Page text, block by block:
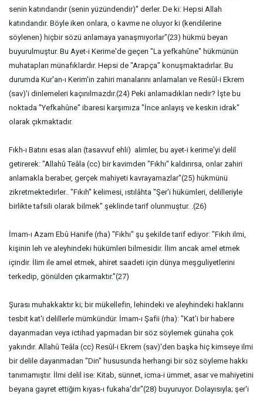
senin katındandır (senin yüzündendir)" derler. De ki: Hepsi Allah
katındandır. Böyle iken onlara, o kavme ne oluyor ki (kendilerine
söylenen) hiçbir sözü anlamaya yanaşmıyorlar"(23) hükmü beyan
buyurulmuştur. Bu Ayet-i Kerime'de geçen "La yefkahûne" hükmünün
muhatapları münafıklardır. Hepsi de "Arapça" konuşmaktadırlar. Bu
durumda Kur'an-ı Kerim'in zahiri manalarını anlamaları ve Resûl-i Ekrem
(sav)'i dinlemeleri kaçınılmazdır.(24) Peki anlamadıkları nedir? İşte bu
noktada "Yefkahûne" ibaresi karşımıza "İnce anlayış ve keskin idrak"
olarak çıkmaktadır.
Fıkh-ı Batını esas alan (tasavvuf ehli) alimler, bu ayet-i kerime'yi delil
getirerek: "Allahû Teâla (cc) bir kavimden "Fıkhı" kaldırırsa, onlar zahiri
anlamakla beraber, gerçek mahiyeti kavrayamazlar"(25) hükmünü
zikretmektedirler.. "Fıkıh" kelimesi, ıstılâhta "Şer'i hükümleri, delilleriyle
birlikte tafsili olarak bilmek" şeklinde tarif olunmuştur. .(26)
İmam-ı Azam Ebû Hanife (rha) "Fıkhı" şu şekilde tarif ediyor: "Fıkıh ilmi,
kişinin leh ve aleyhindeki hükümleri bilmesidir. İlim ancak amel etmek
içindir. İlim ile amel etmek, ahiret saadeti için dünya meşguliyetlerini
terkedip, gönülden çıkarmaktır."(27)
Şurası muhakkaktır ki; bir mükellefin, lehindeki ve aleyhindeki haklarını
tesbit kat'i delillerle mümkündür. İmam-ı Şafii (rha): "Kat'i bir habere
dayanmadan veya ictihad yapmadan bir söz söylemek günaha çok
yakındır. Allahû Teâla (cc) Resûl-i Ekrem (sav)'den başka hiç kimseye ilmi
bir delile dayanmadan "Din" hususunda herhangi bir söz söyleme hakkı
tanımamıştır. İlmi delil ise: Kitab, sünnet, icma-i ümmet, asar ve mahiyetini
beyana gayret ettiğim kıyas-ı fukaha'dır"(28) buyuruyor. Dolayısıyla; şer'i